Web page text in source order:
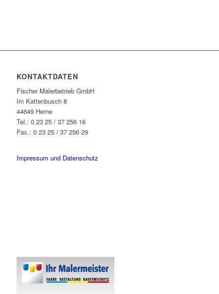
KONTAKTDATEN
Fischer Malerbetrieb GmbH
Im Kattenbusch 8
44649 Herne
Tel.: 0 23 25 / 37 256 16
Fax.: 0 23 25 / 37 256 29
Impressum und Datenschutz